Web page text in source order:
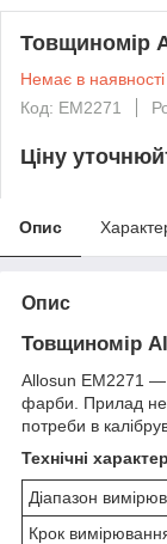
Товщиномір
Немає в наявності
Код: EM2271
Ціну
Опис
Опис
Товщиномір
Allosun EM2271 —
фарби. Прилад
потреби в
Технічні
Діапазон
Крок